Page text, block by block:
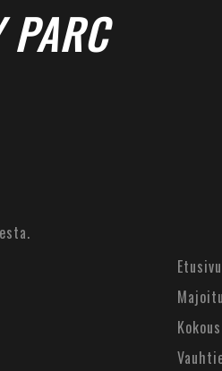
Etusivu